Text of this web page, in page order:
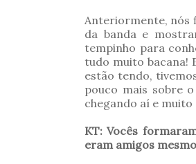
Anteriormente, nós
da banda e
tempinho para
tudo muito bacana!
estão tendo,
pouco mais sobre
chegando aí e
KT: Vocês
eram amigos